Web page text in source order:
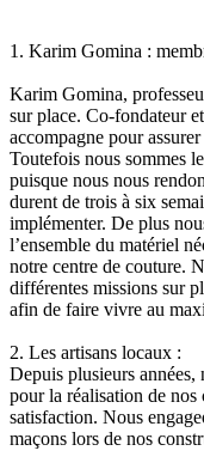
1. Karim Gomina :
Karim Gomina,
sur place. Co-fondateur
accompagne pour
Toutefois nous sommes
puisque nous nous
durent de trois à six
implémenter. De plus
l’ensemble du matériel
notre centre de couture.
différentes missions sur
afin de faire vivre au
2. Les artisans locaux :
Depuis plusieurs années,
pour la réalisation de
satisfaction. Nous
maçons lors de nos